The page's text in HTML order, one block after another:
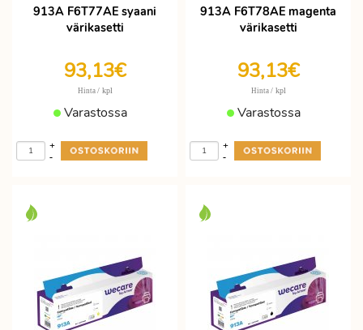
913A F6T77AE syaani
värikasetti
93,13€
Hinta / kpl
Varastossa
-
+
913A F6T78AE magenta
värikasetti
93,13€
Hinta / kpl
Varastossa
-
+